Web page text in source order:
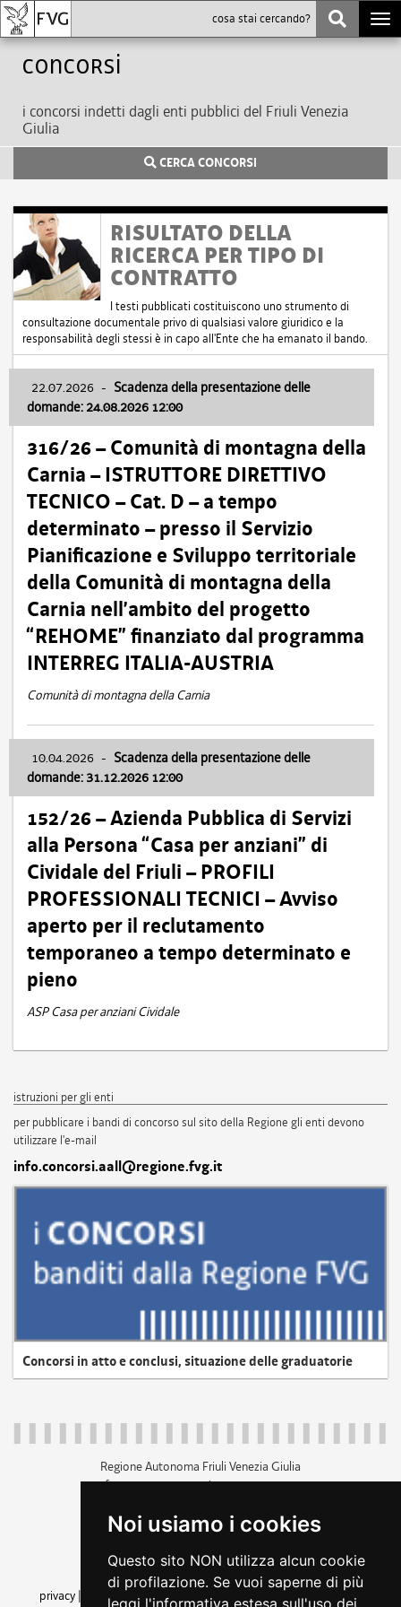
Noi usiamo i cookies
Questo sito NON utilizza alcun cookie
di profilazione. Se vuoi saperne di più
leggi l'informativa estesa sull'uso dei
Concorsi
i concorsi indetti dagli enti pubblici del Friuli Venezia
Giulia
CERCA CONCORSI
RISULTATO DELLA
RICERCA PER TIPO DI
CONTRATTO
I testi pubblicati costituiscono uno strumento di
consultazione documentale privo di qualsiasi valore giuridico e la
responsabilità degli stessi è in capo all'Ente che ha emanato il bando.
22.07.2026 - Scadenza della presentazione delle
domande: 24.08.2026 12:00
316/26 – Comunità di montagna della
Carnia – ISTRUTTORE DIRETTIVO
TECNICO – Cat. D – a tempo
determinato – presso il Servizio
Pianificazione e Sviluppo territoriale
della Comunità di montagna della
Carnia nell’ambito del progetto
“REHOME” finanziato dal programma
INTERREG ITALIA-AUSTRIA
Comunità di montagna della Carnia
10.04.2026 - Scadenza della presentazione delle
domande: 31.12.2026 12:00
152/26 – Azienda Pubblica di Servizi
alla Persona “Casa per anziani” di
Cividale del Friuli – PROFILI
PROFESSIONALI TECNICI – Avviso
aperto per il reclutamento
temporaneo a tempo determinato e
pieno
ASP Casa per anziani Cividale
istruzioni per gli enti
per pubblicare i bandi di concorso sul sito della Regione gli enti devono
utilizzare l'e-mail
info.concorsi.aall@regione.fvg.it
Concorsi in atto e conclusi, situazione delle graduatorie
Regione Autonoma Friuli Venezia Giulia
c.f. 80014930327; p.iva 00526040324
+39 040 3771111
amministrazione trasparente
privacy
cookie |note legali accessibilità
dichiarazione di